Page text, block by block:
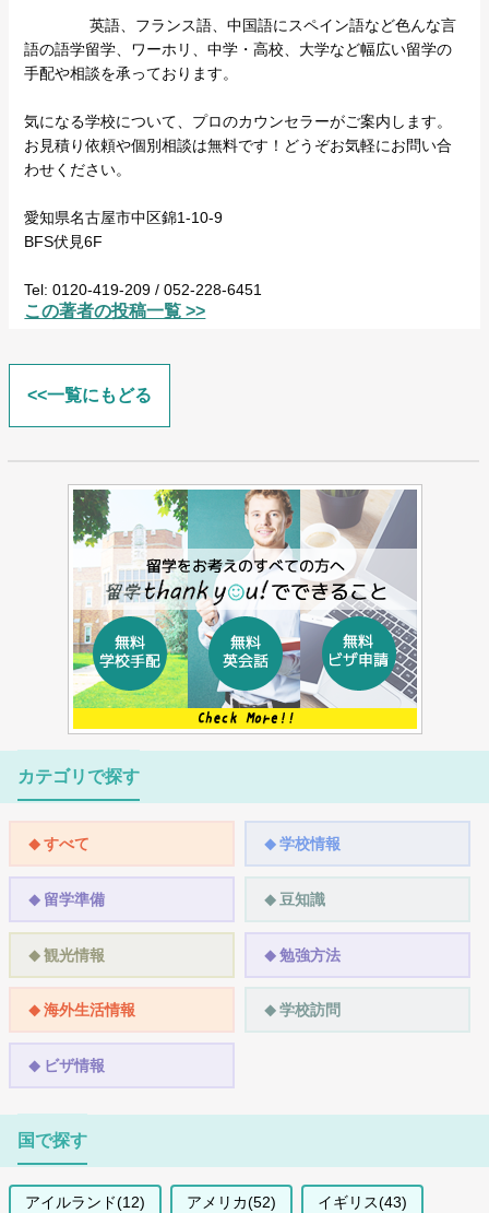
英語、フランス語、中国語にスペイン語など色んな言
語の語学留学、ワーホリ、中学・高校、大学など幅広い留学の
手配や相談を承っております。
気になる学校について、プロのカウンセラーがご案内します。
お見積り依頼や個別相談は無料です！どうぞお気軽にお問い合
わせください。
愛知県名古屋市中区錦1-10-9
BFS伏見6F
Tel: 0120-419-209 / 052-228-6451
この著者の投稿一覧 >>
<<一覧にもどる
カテゴリで探す
すべて 学校情報
留学準備 豆知識
観光情報 勉強方法
海外生活情報 学校訪問
ビザ情報
国で探す
アイルランド(12) アメリカ(52) イギリス(43)